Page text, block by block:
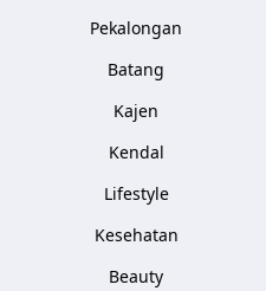
Pekalongan
Batang
Kajen
Kendal
Lifestyle
Kesehatan
Beauty